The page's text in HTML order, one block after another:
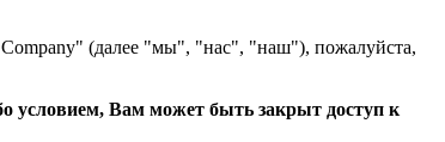
(далее "мы", "нас", "наш"), пожалуйста,
условием, Вам может быть закрыт доступ к